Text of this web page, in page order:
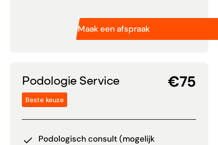
Maak een afspraak
Podologie Service
Beste keuze
€75
Podologisch consult (mogelijk